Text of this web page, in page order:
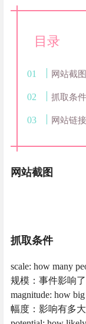
目录
网站截图
抓取条件
网站链接
网站截图
抓取条件
scale: how many
规模：事件影响
magnitude: how
幅度：影响有多